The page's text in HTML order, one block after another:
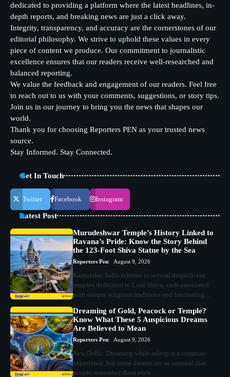
dedicated to providing a platform where the latest headlines, in-
depth reports, and breaking news are just a click away.
Integrity, transparency, and accuracy are the cornerstones of our
editorial philosophy. We strive to uphold these values in every
piece of content we produce. Our commitment to journalistic
excellence ensures that our readers receive well-researched and
balanced reporting.
We value the feedback and engagement of our readers. Feel free
to reach out to us with your comments, suggestions, or story tips.
Join us in our journey to bring you the news that shapes our
world.
Thank you for choosing Reporters PEN as your trusted news
source.
Stay Informed. Stay Connected.
Get In Touch
Twitter Facebook Instagram
Latest Post
Murudeshwar Temple’s History Linked to
Ravana’s Pride: Know the Story Behind
the 123-Foot Shiva Statue by the Sea
Reporters Pen August 9, 2026
Karnataka: India is home to several magnificent
temples dedicated to Lord Shiva, each associated
with unique religious traditions and fascinating…
Dreaming of Gold, Peacock or Temple?
Know What These 5 Auspicious Dreams
Are Believed to Mean
Reporters Pen August 9, 2026
New Delhi: Dreaming while asleep is a common
experience, but some dreams are so unusual that
people remember them even…